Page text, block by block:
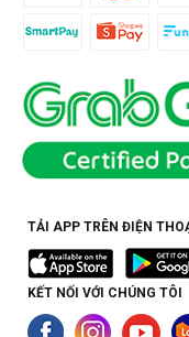
TẢI APP TRÊN ĐIỆN
KẾT NỐI VỚI CHÚNG TÔI